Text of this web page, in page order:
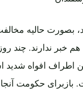
حالیه مخالفت
ندارند. چند
اطراف افواه
حکومت آنجا